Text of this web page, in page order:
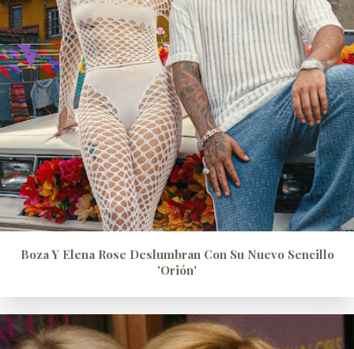
Boza Y Elena Rose Deslumbran Con Su Nuevo Sencillo
'Orión'